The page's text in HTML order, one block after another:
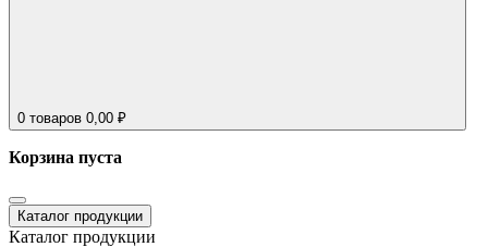
0 товаров 0,00 ₽
Корзина пуста
Каталог продукции
Каталог продукции